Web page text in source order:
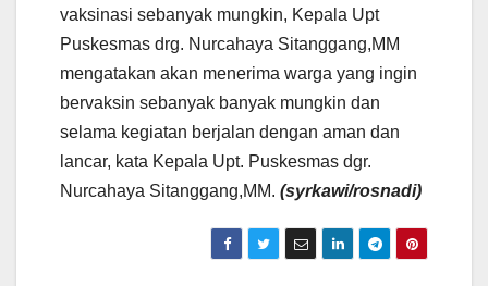
vaksinasi sebanyak mungkin, Kepala Upt
Puskesmas drg. Nurcahaya Sitanggang,MM
mengatakan akan menerima warga yang ingin
bervaksin sebanyak banyak mungkin dan
selama kegiatan berjalan dengan aman dan
lancar, kata Kepala Upt. Puskesmas dgr.
Nurcahaya Sitanggang,MM. (syrkawi/rosnadi)